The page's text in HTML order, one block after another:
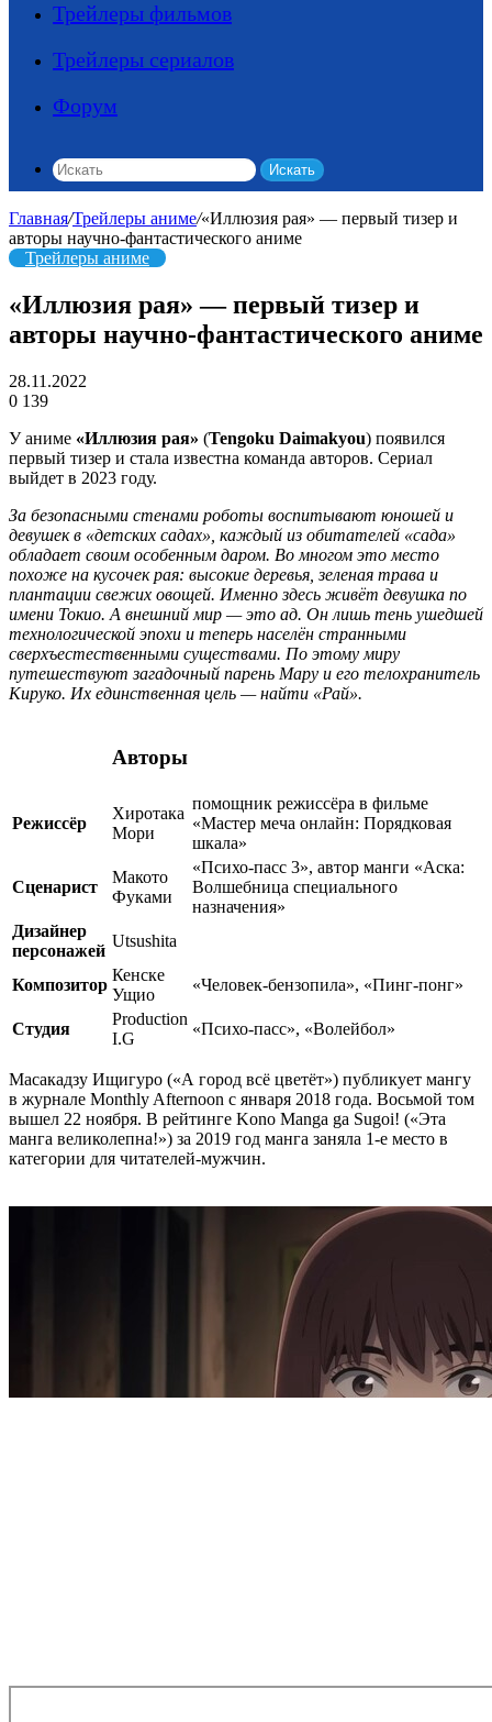
Трейлеры фильмов
Трейлеры сериалов
Форум
Искать
Главная/Трейлеры аниме/«Иллюзия рая» — первый тизер и
авторы научно-фантастического аниме
Трейлеры аниме
«Иллюзия рая» — первый тизер и
авторы научно-фантастического аниме
28.11.2022
0 139
У аниме «Иллюзия рая» (Tengoku Daimakyou) появился
первый тизер и стала известна команда авторов. Сериал
выйдет в 2023 году.
За безопасными стенами роботы воспитывают юношей и
девушек в «детских садах», каждый из обитателей «сада»
обладает своим особенным даром. Во многом это место
похоже на кусочек рая: высокие деревья, зеленая трава и
плантации свежих овощей. Именно здесь живёт девушка по
имени Токио. А внешний мир — это ад. Он лишь тень ушедшей
технологической эпохи и теперь населён странными
сверхъестественными существами. По этому миру
путешествуют загадочный парень Мару и его телохранитель
Кируко. Их единственная цель — найти «Рай».
Авторы
Режиссёр
Хиротака
Мори
помощник режиссёра в фильме
«Мастер меча онлайн: Порядковая
шкала»
Сценарист
Макото
Фуками
«Психо-пасс 3», автор манги «Аска:
Волшебница специального
назначения»
Дизайнер
персонажей
Utsushita
Композитор
Кенске
Ущио
«Человек-бензопила», «Пинг-понг»
Студия
Production
I.G
«Психо-пасс», «Волейбол»
Масакадзу Ищигуро («А город всё цветёт») публикует мангу
в журнале Monthly Afternoon с января 2018 года. Восьмой том
вышел 22 ноября. В рейтинге Kono Manga ga Sugoi! («Эта
манга великолепна!») за 2019 год манга заняла 1-е место в
категории для читателей-мужчин.